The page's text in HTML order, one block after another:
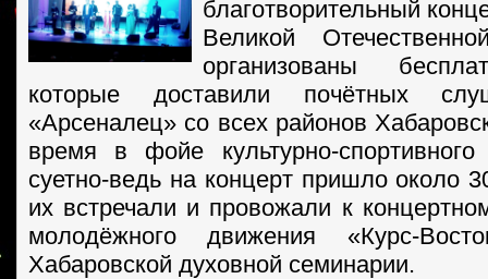
благотворительный
Великой
организованы
которые доставили почётных
«Арсеналец» со всех районов
время в фойе культурно-
суетно-ведь на концерт пришло около
их встречали и провожали к
молодёжного движения «Курс-
Хабаровской духовной семинарии.